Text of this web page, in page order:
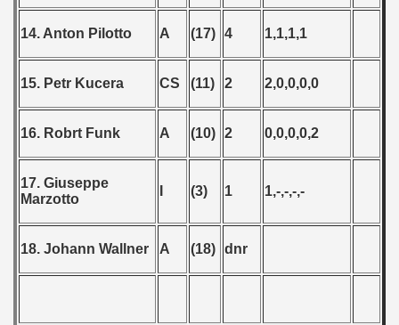
14. Anton Pilotto A (17) 4 1,1,1,1
15. Petr Kucera CS (11) 2 2,0,0,0,0
16. Robrt Funk A (10) 2 0,0,0,0,2
17. Giuseppe
Marzotto
(3) 1 1,-,-,-,-
18. Johann Wallner A (18) dnr